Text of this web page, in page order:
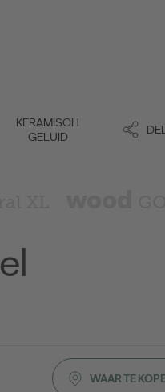
KERAMISCH
GELUID
WAAR TE